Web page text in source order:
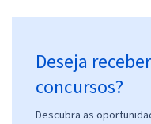
Deseja
concursos?
Descubra as